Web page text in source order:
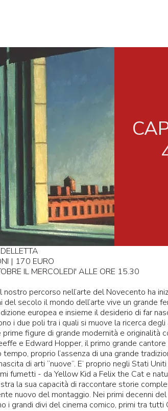
| 170 EURO
IL MERCOLEDI' ALLE ORE 15.30
nostro percorso nell’arte del Novecento ha
del secolo il mondo dell’arte vive un grande
europea e insieme il desiderio di far
i due poli tra i quali si muove la ricerca
figure di grande modernità e originalità
e Edward Hopper, il primo grande
proprio l’assenza di una grande
di arti “nuove”. E’ proprio negli Stati
fumetti - da Yellow Kid a Felix the Cat e
la sua capacità di raccontare storie
nuovo del montaggio. Nei primi decenni
i grandi divi del cinema comico, primi tra tutti